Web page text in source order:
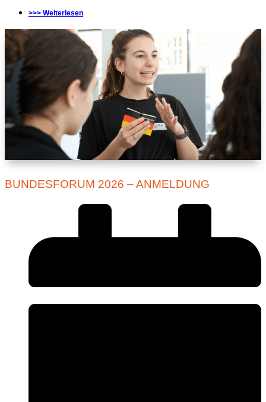
>>> Weiterlesen
BUNDESFORUM 2026 – ANMELDUNG